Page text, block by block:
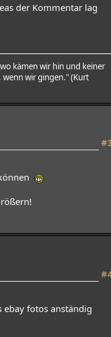
der Kommentar lag
kämen wir hin und keiner
wenn wir gingen." (Kurt
fotos anständig